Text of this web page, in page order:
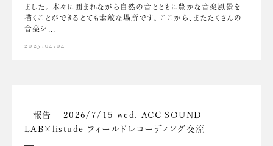
ました。 木々に囲まれながら自然の音とともに豊かな音楽風景を
描くことができるとても素敵な場所です。 ここから、またたくさんの
音楽シ...
2025.04.04
– 報告 – 2026/7/15 wed. ACC SOUND
LAB×listude フィールドレコーディング交流